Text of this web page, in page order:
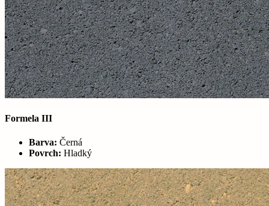
Formela III
Barva: Černá
Povrch: Hladký